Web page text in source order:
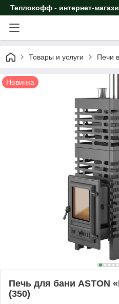
Теплокофф - интернет-
Товары и услуги Печи
Новинка
Печь для бани ASTON
(350)